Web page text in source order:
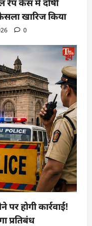
रेप केस में दोषी
खारिज किया
0
होगी कार्रवाई!
प्रतिबंध